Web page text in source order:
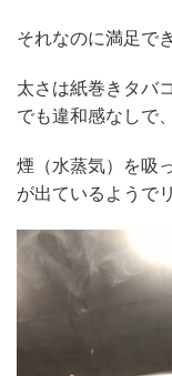
それなのに満足で
太さは紙巻きタバ
でも違和感なしで、
煙（水蒸気）を吸
が出ているようで